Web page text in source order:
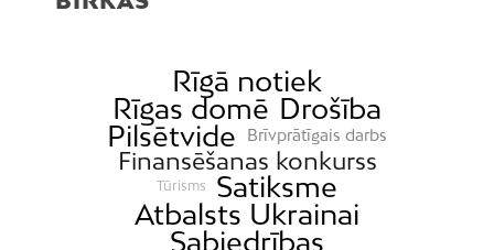
Rīgā notiek
Rīgas domē Drošība
Pilsētvide
Brīvprātīgais darbs
Finansēšanas konkurss
Tūrisms
Satiksme
Atbalsts Ukrainai
Sabiedrības